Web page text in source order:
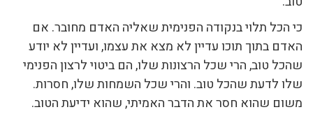
כי הכל תלוי בנקודה הפנימית שאליה האדם מחובר. אם
האדם בתוך תוכו עדיין לא מצא את עצמו, ועדיין לא יודע
שהכל טוב, הרי שכל הרצונות שלו, הם ביטוי לרצון הפנימי
שלו לדעת שהכל טוב. והרי שכל השמחות שלו, חסרות.
משום שהוא חסר את הדבר האמיתי, שהוא ידיעת הטוב.